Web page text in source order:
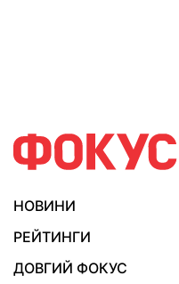
НОВИНИ
РЕЙТИНГИ
ДОВГИЙ ФОКУС